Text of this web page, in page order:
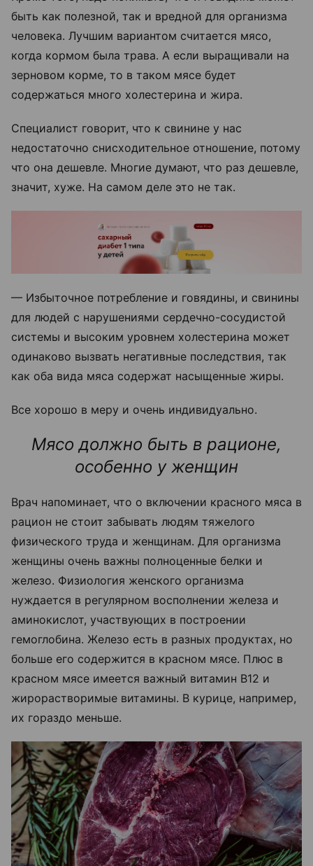
быть как полезной, так и вредной для организма
человека. Лучшим вариантом считается мясо,
когда кормом была трава. А если выращивали на
зерновом корме, то в таком мясе будет
содержаться много холестерина и жира.
Специалист говорит, что к свинине у нас
недостаточно снисходительное отношение, потому
что она дешевле. Многие думают, что раз дешевле,
значит, хуже. На самом деле это не так.
— Избыточное потребление и говядины, и свинины
для людей с нарушениями сердечно-сосудистой
системы и высоким уровнем холестерина может
одинаково вызвать негативные последствия, так
как оба вида мяса содержат насыщенные жиры.
Все хорошо в меру и очень индивидуально.
Мясо должно быть в рационе,
особенно у женщин
Врач напоминает, что о включении красного мяса в
рацион не стоит забывать людям тяжелого
физического труда и женщинам. Для организма
женщины очень важны полноценные белки и
железо. Физиология женского организма
нуждается в регулярном восполнении железа и
аминокислот, участвующих в построении
гемоглобина. Железо есть в разных продуктах, но
больше его содержится в красном мясе. Плюс в
красном мясе имеется важный витамин B12 и
жирорастворимые витамины. В курице, например,
их гораздо меньше.